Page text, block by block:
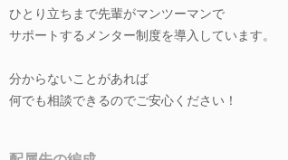
ひとり立ちまで先輩がマンツーマンで
サポートするメンター制度を導入しています。
分からないことがあれば
何でも相談できるのでご安心ください！